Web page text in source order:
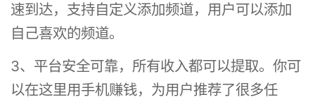
速到达，支持自定义添加频道，用户可以添加
自己喜欢的频道。
3、平台安全可靠，所有收入都可以提取。你可
以在这里用手机赚钱，为用户推荐了很多任